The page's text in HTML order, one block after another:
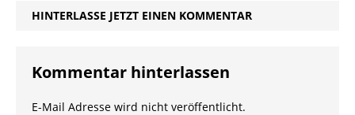
HINTERLASSE JETZT EINEN KOMMENTAR
Kommentar hinterlassen
E-Mail Adresse wird nicht veröffentlicht.